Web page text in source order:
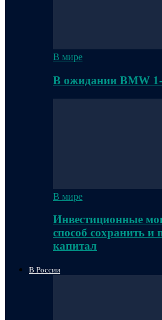
В мире
В ожидании BMW 1-
В мире
Инвестиционные
способ сохранить
капитал
В России